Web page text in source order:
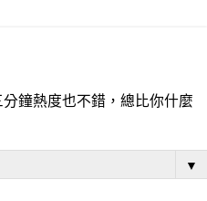
鐘熱度也不錯，總比你什麼
▼